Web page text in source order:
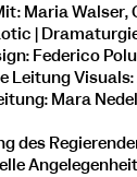
Maria
|
Federico
Leitung
Mara
des